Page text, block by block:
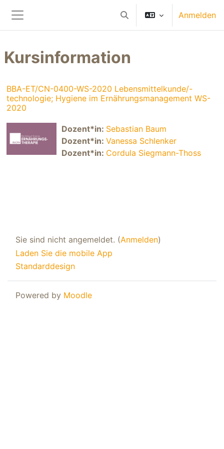
Website-Übersicht
Sucheingabe umschalten
Anmelden
Kursinformation
BBA-ET/CN-0400-WS-2020 Lebensmittelkunde/-
technologie; Hygiene im Ernährungsmanagement WS-
2020
Dozent*in: Sebastian Baum
Dozent*in: Vanessa Schlenker
Dozent*in: Cordula Siegmann-Thoss
Sie sind nicht angemeldet. (Anmelden)
Laden Sie die mobile App
Standarddesign
Powered by Moodle